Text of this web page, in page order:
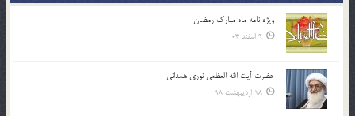
ویژه نامه ماه مبارک رمضان
9 اسفند 03
حضرت آیت الله العظمی نوری همدانی
18 اردیبهشت 98